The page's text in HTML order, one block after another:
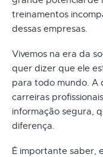
treinamentos
dessas empresas.
Vivemos na era da
quer dizer que ele
para todo mundo. A
carreiras
informação segura,
diferença.
É importante saber,